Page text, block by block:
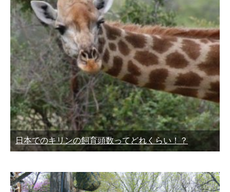
日本でのキリンの飼育頭数ってどれくらい！？